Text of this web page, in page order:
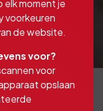
elk moment je
voorkeuren
de website.
voor?
voor
opslaan